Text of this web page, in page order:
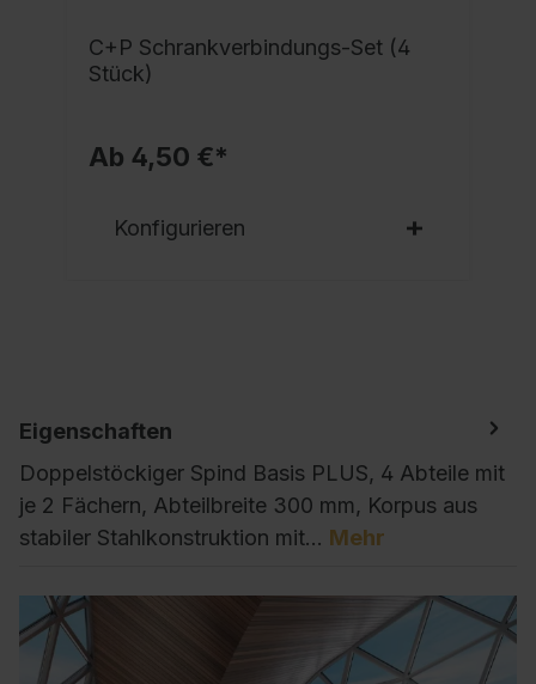
C+P Schrankverbindungs-Set (4
Stück)
Ab 4,50 €*
Konfigurieren
Eigenschaften
Doppelstöckiger Spind Basis PLUS, 4 Abteile mit
je 2 Fächern, Abteilbreite 300 mm, Korpus aus
stabiler Stahlkonstruktion mit… Mehr